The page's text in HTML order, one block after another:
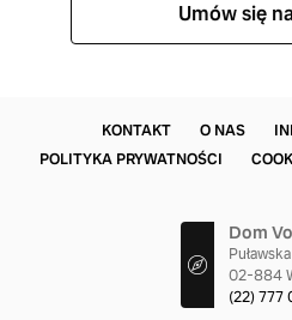
Umów się
KONTAKT O NAS
POLITYKA PRYWATNOŚCI
Dom
02-884
(22) 777